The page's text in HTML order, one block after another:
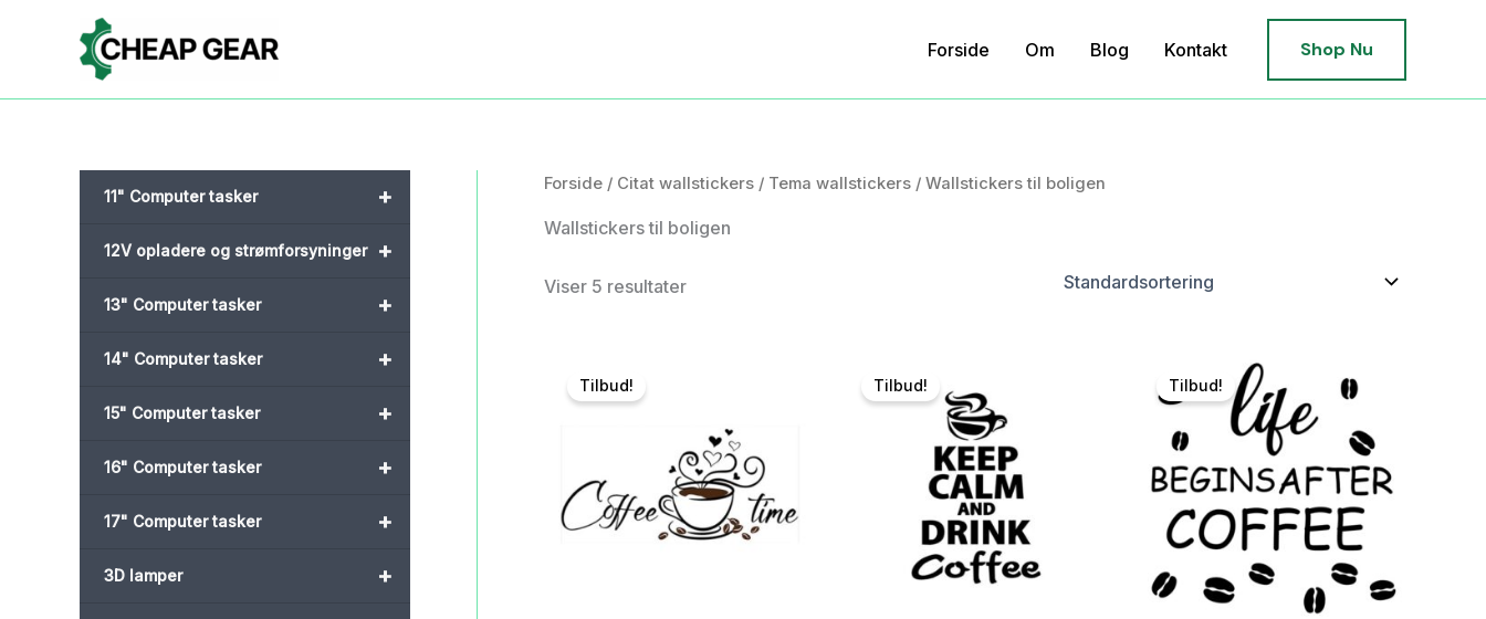
Forside Om Blog Kontakt Shop Nu
+
11" Computer tasker
+
12V opladere og strømforsyninger
+
13" Computer tasker
+
14" Computer tasker
+
15" Computer tasker
+
16" Computer tasker
+
17" Computer tasker
+
3D lamper
Forside / Citat wallstickers / Tema wallstickers / Wallstickers til boligen
Wallstickers til boligen
Viser 5 resultater
Tilbud! Tilbud! Tilbud!